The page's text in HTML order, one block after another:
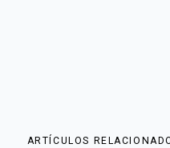
ARTÍCULOS